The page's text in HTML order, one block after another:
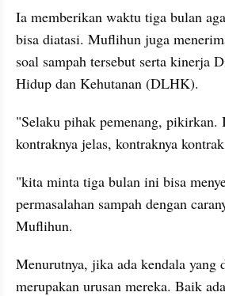
Ia memberikan waktu tiga bulan
bisa diatasi. Muflihun juga
soal sampah tersebut serta kinerja
Hidup dan Kehutanan (DLHK).
"Selaku pihak pemenang, pikirkan.
kontraknya jelas, kontraknya
"kita minta tiga bulan ini bisa
permasalahan sampah dengan
Muflihun.
Menurutnya, jika ada kendala yang
merupakan urusan mereka. Baik